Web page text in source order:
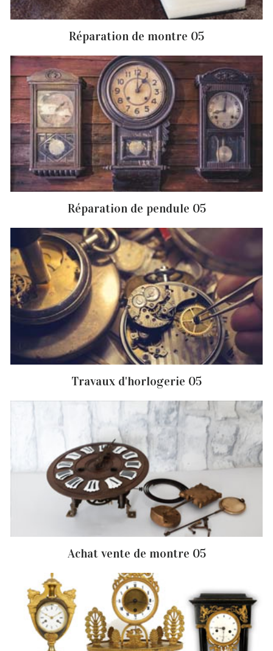
Réparation de montre 05
Réparation de pendule 05
Travaux d'horlogerie 05
Achat vente de montre 05